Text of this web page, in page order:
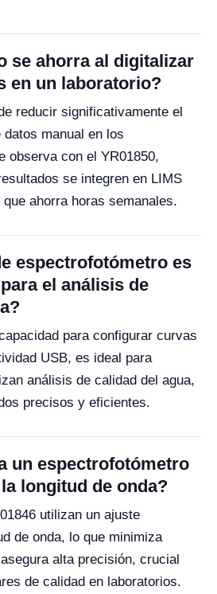
se ahorra al digitalizar
en un laboratorio?
reducir significativamente el
manual en los
observa con el YR01850,
se integren en LIMS
ahorra horas semanales.
espectrofotómetro es
el análisis de
para configurar curvas
USB, es ideal para
análisis de calidad del agua,
precisos y eficientes.
un espectrofotómetro
longitud de onda?
utilizan un ajuste
de onda, lo que minimiza
alta precisión, crucial
de calidad en laboratorios.